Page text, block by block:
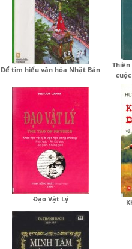
Để tìm hiểu văn hóa Nhật Bản
Đạo Vật Lý